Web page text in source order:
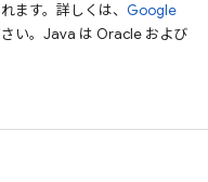
ます。詳しくは、 Google
い。Java は Oracle および